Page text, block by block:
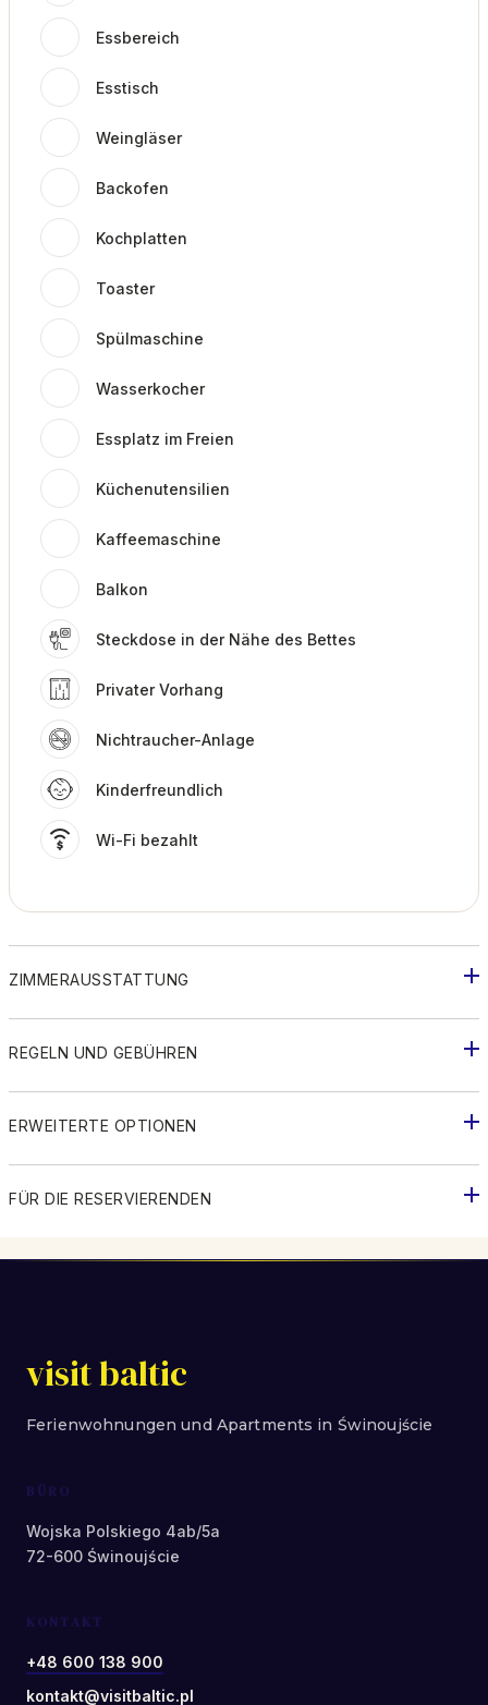
Essbereich
Esstisch
Weingläser
Backofen
Kochplatten
Toaster
Spülmaschine
Wasserkocher
Essplatz im Freien
Küchenutensilien
Kaffeemaschine
Balkon
Steckdose in der Nähe des Bettes
Privater Vorhang
Nichtraucher-Anlage
Kinderfreundlich
Wi-Fi bezahlt
ZIMMERAUSSTATTUNG
REGELN UND GEBÜHREN
ERWEITERTE OPTIONEN
FÜR DIE RESERVIERENDEN
visit baltic
Ferienwohnungen und Apartments in Świnoujście
BÜRO
Wojska Polskiego 4ab/5a
72-600 Świnoujście
KONTAKT
+48 600 138 900
kontakt@visitbaltic.pl